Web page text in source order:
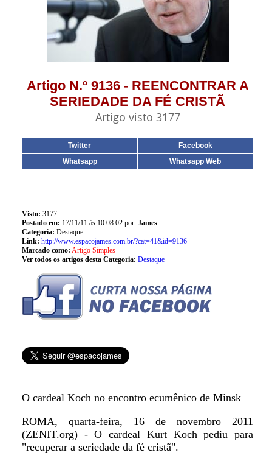
Artigo N.º 9136 - REENCONTRAR A
SERIEDADE DA FÉ CRISTÃ
Artigo visto 3177
Twitter
Facebook
Whatsapp
Whatsapp Web
Visto: 3177
Postado em: 17/11/11 às 10:08:02 por: James
Categoria: Destaque
Link: http://www.espacojames.com.br/?cat=41&id=9136
Marcado como: Artigo Simples
Ver todos os artigos desta Categoria: Destaque
O cardeal Koch no encontro ecumênico de Minsk
ROMA, quarta-feira, 16 de novembro 2011
(ZENIT.org) - O cardeal Kurt Koch pediu para
"recuperar a seriedade da fé cristã".